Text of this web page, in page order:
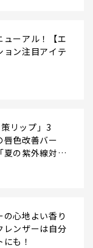
ューアル！【エ
ョン注目アイテ
リップ」3
唇色改善バー
夏の紫外線対
者のイチ押し
心地よい香り
レンザーは自分
も！